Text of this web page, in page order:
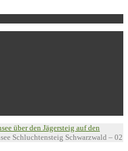
über den Jägersteig auf den
Schluchtensteig Schwarzwald – 02